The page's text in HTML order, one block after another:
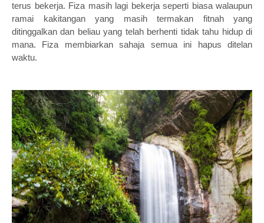
terus bekerja. Fiza masih lagi bekerja seperti biasa walaupun
ramai kakitangan yang masih termakan fitnah yang
ditinggalkan dan beliau yang telah berhenti tidak tahu hidup di
mana. Fiza membiarkan sahaja semua ini hapus ditelan
waktu.